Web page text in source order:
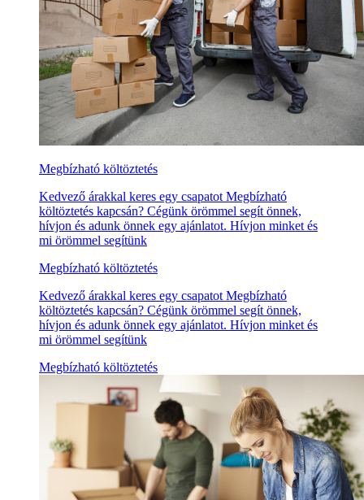
Megbízható költöztetés
Kedvező árakkal keres egy csapatot Megbízható
költöztetés kapcsán? Cégünk örömmel segít önnek,
hívjon és adunk önnek egy ajánlatot. Hívjon minket és
mi örömmel segítünk
Megbízható költöztetés
Kedvező árakkal keres egy csapatot Megbízható
költöztetés kapcsán? Cégünk örömmel segít önnek,
hívjon és adunk önnek egy ajánlatot. Hívjon minket és
mi örömmel segítünk
Megbízható költöztetés